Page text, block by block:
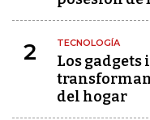
2 TECNOLOGÍA
Los gadgets
del hogar